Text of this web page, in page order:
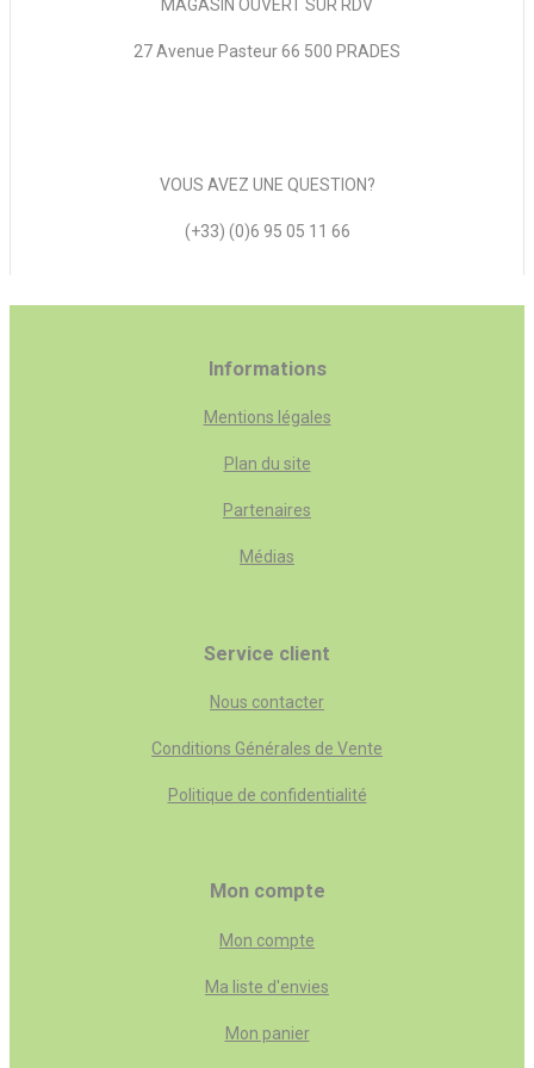
MAGASIN OUVERT SUR RDV
27 Avenue Pasteur 66 500 PRADES
VOUS AVEZ UNE QUESTION?
(+33) (0)6 95 05 11 66
Informations
Mentions légales
Plan du site
Partenaires
Médias
Service client
Nous contacter
Conditions Générales de Vente
Politique de confidentialité
Mon compte
Mon compte
Ma liste d'envies
Mon panier